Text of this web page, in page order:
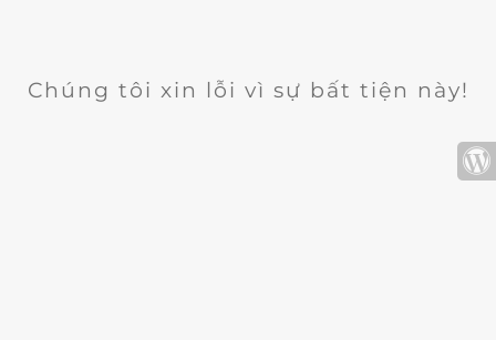
Chúng tôi xin lỗi vì sự bất tiện này!